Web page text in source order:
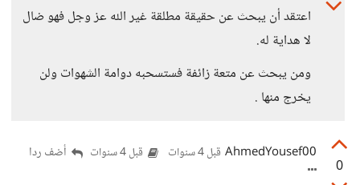
اعتقد أن يبحث عن حقيقة مطلقة غير الله عز وجل فهو ضال
لا هداية له.
ومن يبحث عن متعة زائفة فستسحبه دوامة الشهوات ولن
يخرج منها .
0
AhmedYousef00 قبل 4 سنوات قبل 4 سنوات أضف ردا